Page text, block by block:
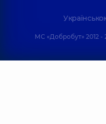
МС «Добробут» 2012